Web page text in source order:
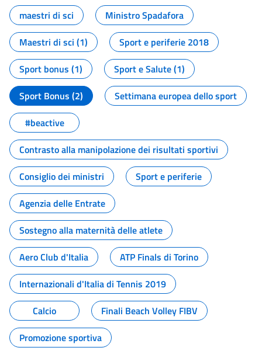
maestri di sci
Ministro Spadafora
Maestri di sci (1)
Sport e periferie 2018
Sport bonus (1)
Sport e Salute (1)
Sport Bonus (2)
Settimana europea dello sport
#beactive
Contrasto alla manipolazione dei risultati sportivi
Consiglio dei ministri
Sport e periferie
Agenzia delle Entrate
Sostegno alla maternità delle atlete
Aero Club d'Italia
ATP Finals di Torino
Internazionali d'Italia di Tennis 2019
Calcio
Finali Beach Volley FIBV
Promozione sportiva